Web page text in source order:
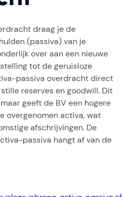
draag je de
(passiva) van je
over aan een nieuwe
tot de geruisloze
passiva overdracht direct
reserves en goodwill. Dit
geeft de BV een hogere
overgenomen activa, wat
afschrijvingen. De
passiva hangt af van de